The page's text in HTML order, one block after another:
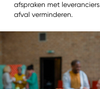
afspraken met
afval verminderen.